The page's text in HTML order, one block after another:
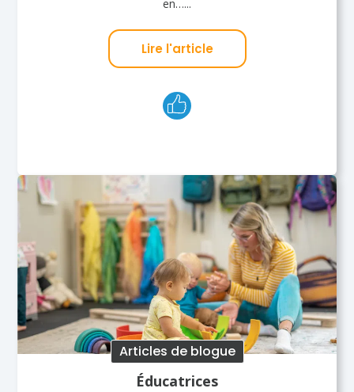
en…...
Lire l'article
Articles de blogue
Éducatrices